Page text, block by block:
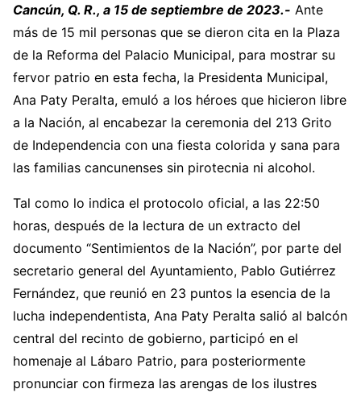
Cancún, Q. R., a 15 de septiembre de 2023.- Ante
más de 15 mil personas que se dieron cita en la Plaza
de la Reforma del Palacio Municipal, para mostrar su
fervor patrio en esta fecha, la Presidenta Municipal,
Ana Paty Peralta, emuló a los héroes que hicieron libre
a la Nación, al encabezar la ceremonia del 213 Grito
de Independencia con una fiesta colorida y sana para
las familias cancunenses sin pirotecnia ni alcohol.
Tal como lo indica el protocolo oficial, a las 22:50
horas, después de la lectura de un extracto del
documento “Sentimientos de la Nación”, por parte del
secretario general del Ayuntamiento, Pablo Gutiérrez
Fernández, que reunió en 23 puntos la esencia de la
lucha independentista, Ana Paty Peralta salió al balcón
central del recinto de gobierno, participó en el
homenaje al Lábaro Patrio, para posteriormente
pronunciar con firmeza las arengas de los ilustres